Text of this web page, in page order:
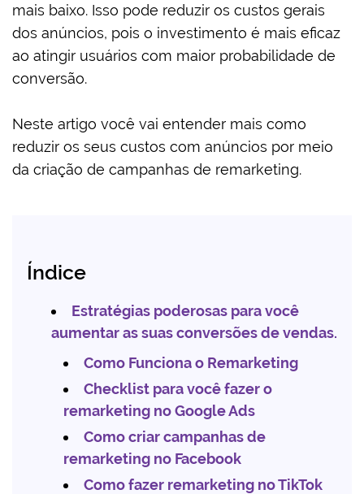
mais baixo. Isso pode reduzir os custos gerais
dos anúncios, pois o investimento é mais eficaz
ao atingir usuários com maior probabilidade de
conversão.
Neste artigo você vai entender mais como
reduzir os seus custos com anúncios por meio
da criação de campanhas de remarketing.
Índice
Estratégias poderosas para você
aumentar as suas conversões de vendas.
Como Funciona o Remarketing
Checklist para você fazer o
remarketing no Google Ads
Como criar campanhas de
remarketing no Facebook
Como fazer remarketing no TikTok